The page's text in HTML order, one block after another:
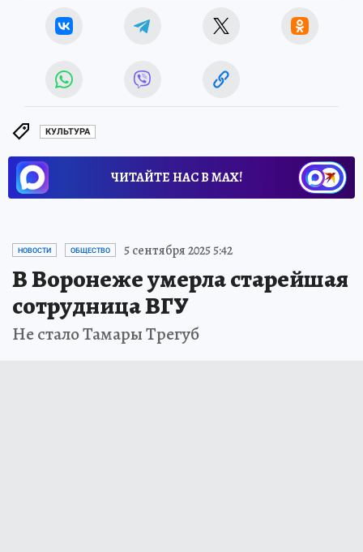
КУЛЬТУРА
ЧИТАЙТЕ НАС В МАХ!
НОВОСТИ ОБЩЕСТВО 5 сентября 2025 5:42
В Воронеже умерла старейшая
сотрудница ВГУ
Не стало Тамары Трегуб